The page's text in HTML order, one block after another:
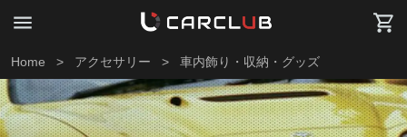
Home > アクセサリー > 車内飾り・収納・グッズ